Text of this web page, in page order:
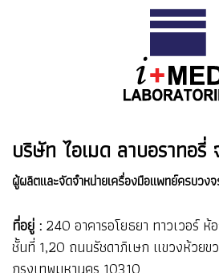
บริษัท ไอเมด ลาบอราทอรี่
ผู้ผลิตและจัดจำหน่ายเครื่องมือแพทย์ครบวง
ที่อยู่ : 240 อาคารอโยธยา ทาวเวอร์
ชั้นที่ 1,20 ถนนรัชดาภิเษก แขวงห้วยข
กรุงเทพมหานคร 10310